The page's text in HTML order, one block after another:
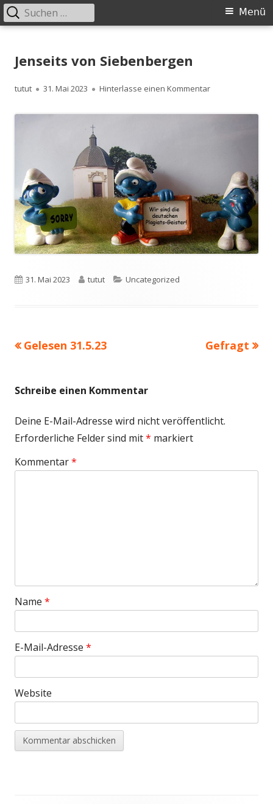
zum
Inhalt
Primäres
Menü
Suchen
nach:
Jenseits von Siebenbergen
Autor
tutut
Veröffentlicht
31. Mai 2023 Hinterlasse einen Kommentarzu Jenseits von
Veröffentlicht
31. Mai 2023 Autor
tutut Kategorien
Uncategorized
Beitragsnavigation
Vorheriger
Gelesen 31.5.23
Nächster
Gefragt
Schreibe einen Kommentar
Deine E-Mail-Adresse wird nicht veröffentlicht.
Erforderliche Felder sind mit* markiert
Kommentar*
Name *
E-Mail-Adresse *
Website